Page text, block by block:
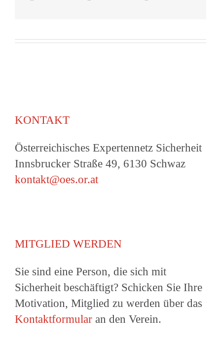
KONTAKT
Österreichisches Expertennetz Sicherheit
Innsbrucker Straße 49, 6130 Schwaz
kontakt@oes.or.at
MITGLIED WERDEN
Sie sind eine Person, die sich mit
Sicherheit beschäftigt? Schicken Sie Ihre
Motivation, Mitglied zu werden über das
Kontaktformular an den Verein.